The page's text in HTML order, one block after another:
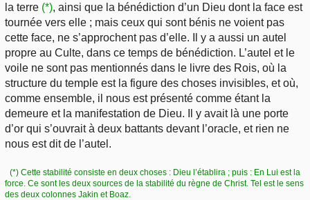
la terre (*), ainsi que la bénédiction d’un Dieu dont la face est
tournée vers elle ; mais ceux qui sont bénis ne voient pas
cette face, ne s’approchent pas d’elle. Il y a aussi un autel
propre au Culte, dans ce temps de bénédiction. L’autel et le
voile ne sont pas mentionnés dans le livre des Rois, où la
structure du temple est la figure des choses invisibles, et où,
comme ensemble, il nous est présenté comme étant la
demeure et la manifestation de Dieu. Il y avait là une porte
d’or qui s’ouvrait à deux battants devant l’oracle, et rien ne
nous est dit de l’autel.
(*) Cette stabilité consiste en deux choses : Dieu l’établira ; puis : En Lui est la
force. Ce sont les deux sources de la stabilité du règne de Christ. Tel est le sens
des deux colonnes Jakin et Boaz.